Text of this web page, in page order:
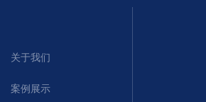
关于我们
案例展示